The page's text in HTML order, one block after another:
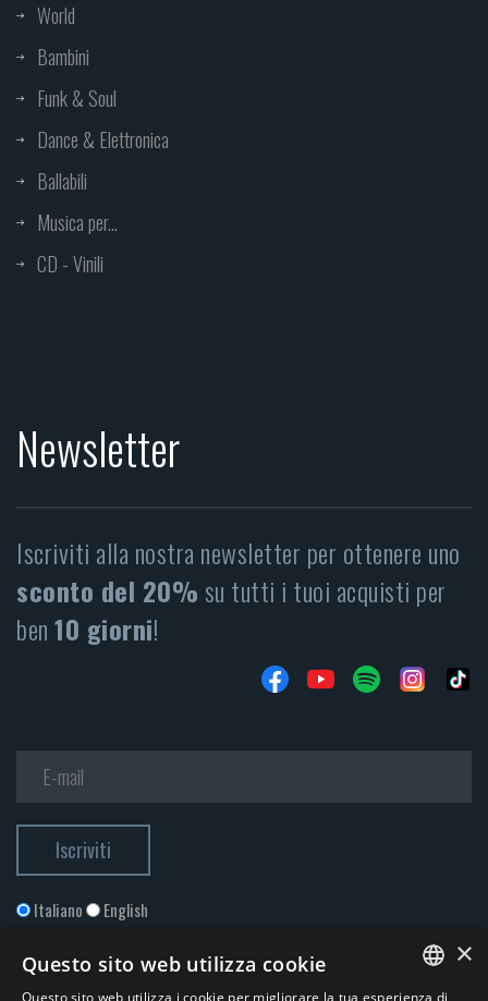
World
Bambini
Funk & Soul
Dance & Elettronica
Ballabili
Musica per...
CD - Vinili
Newsletter
Iscriviti alla nostra newsletter per ottenere uno
sconto del 20%su tutti i tuoi acquisti per
ben10 giorni!
Italiano English
×
Questo sito web utilizza cookie
Questo sito web utilizza i cookie per migliorare la tua esperienza di